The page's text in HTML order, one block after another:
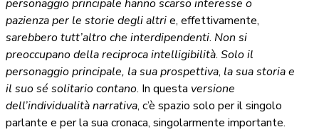
personaggio principale hanno scarso interesse o
pazienza per le storie degli altrie, effettivamente,
sarebbero tutt’altro che interdipendenti. Non si
preoccupano della reciproca intelligibilità. Solo il
personaggio principale, la sua prospettiva, la sua storia e
il suo sé solitario contano. In questa versione
dell’individualità narrativa, c’è spazio solo per il singolo
parlante e per la sua cronaca, singolarmente importante.